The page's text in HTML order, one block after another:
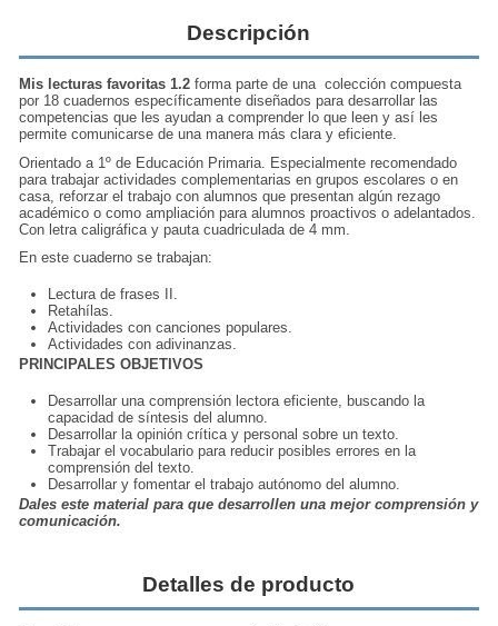
Descripción
Mis lecturas favoritas 1.2 forma parte de una colección compuesta
por 18 cuadernos específicamente diseñados para desarrollar las
competencias que les ayudan a comprender lo que leen y así les
permite comunicarse de una manera más clara y eficiente.
Orientado a 1º de Educación Primaria. Especialmente recomendado
para trabajaractividades complementarias en grupos escolares o en
casa, reforzar el trabajo con alumnos que presentan algún rezago
académico o como ampliación para alumnos proactivos o adelantados.
Con letra caligráfica y pauta cuadriculada de 4 mm.
En este cuaderno se trabajan:
Lectura de frases II.
Retahílas.
Actividades con canciones populares.
Actividades con adivinanzas.
PRINCIPALES OBJETIVOS
Desarrollar unacomprensión lectoraeficiente, buscando la
capacidad de síntesis del alumno.
Desarrollar la opinión crítica y personal sobre un texto.
Trabajar el vocabulario para reducir posibles errores en la
comprensión del texto.
Desarrollar y fomentar el trabajo autónomo del alumno.
Dales este material para que desarrollen una mejor comprensión y
comunicación.
Detalles de producto